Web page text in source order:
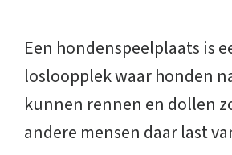
Een hondenspeelplaats is
losloopplek waar honden
kunnen rennen en dollen
andere mensen daar last